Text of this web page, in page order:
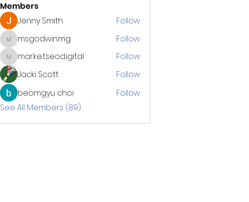
Members
Jenny Smith
Follow
msgodwin.mg
msgodwin.mg Follow
marke.tseod.igital
marke.tseod.igital
Follow
Jacki Scott
Follow
beomgyu choi
Follow
See All Members (89)